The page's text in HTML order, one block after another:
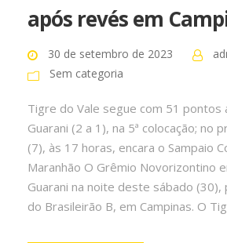
após revés em
30 de setembro de 2023
Sem categoria
Tigre do Vale segue com 51 pontos
Guarani (2 a 1), na 5ª colocação; no
(7), às 17 horas, encara o Sampaio
Maranhão O Grêmio Novorizontino
Guarani na noite deste sábado (30),
do Brasileirão B, em Campinas. O